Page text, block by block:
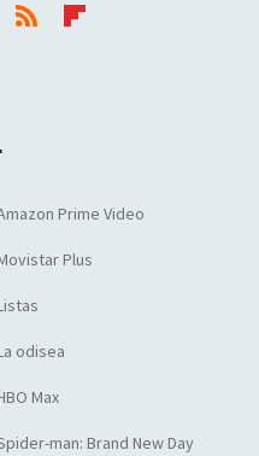
Prime Video
Plus
odisea
Max
man: Brand New Day